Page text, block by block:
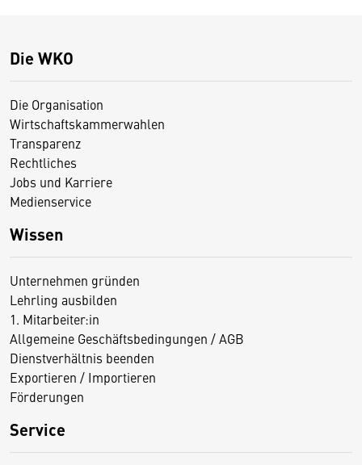
Die WKO
Die Organisation
Wirtschaftskammerwahlen
Transparenz
Rechtliches
Jobs und Karriere
Medienservice
Wissen
Unternehmen gründen
Lehrling ausbilden
1. Mitarbeiter:in
Allgemeine Geschäftsbedingungen / AGB
Dienstverhältnis beenden
Exportieren / Importieren
Förderungen
Service